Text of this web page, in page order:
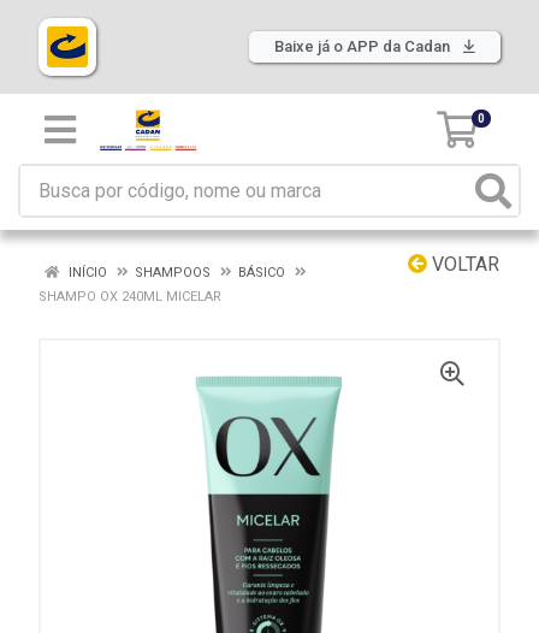
Baixe já o APP da Cadan
0
VOLTAR
INÍCIO SHAMPOOS
BÁSICO
SHAMPO OX 240ML MICELAR